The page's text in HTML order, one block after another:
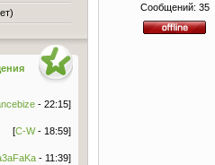
Сообщений: 35
- 22:15]
[C-W- 18:59]
- 11:39]